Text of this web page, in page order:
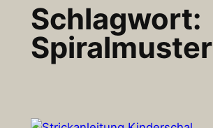
Schlagwort:
Spiralmuster